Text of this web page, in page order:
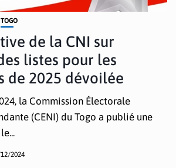
TOGO
de la CNI sur
listes pour les
de 2025 dévoilée
la Commission Électorale
(CENI) du Togo a publié une
2024